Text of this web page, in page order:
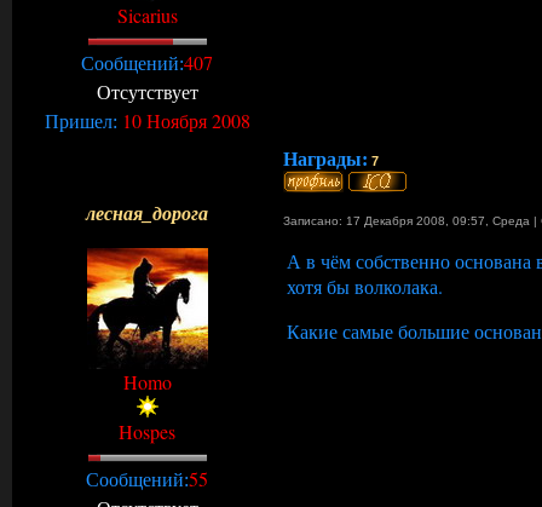
Sicarius
Сообщений:407
Отсутствует
Пришел: 10 Ноября 2008
Награды: 7
лесная_дорога Записано: 17 Декабря 2008, 09:57, Среда |
Homo
Hospes
Сообщений:55
А в чём собственно основана
хотя бы волколака.
Какие самые большие